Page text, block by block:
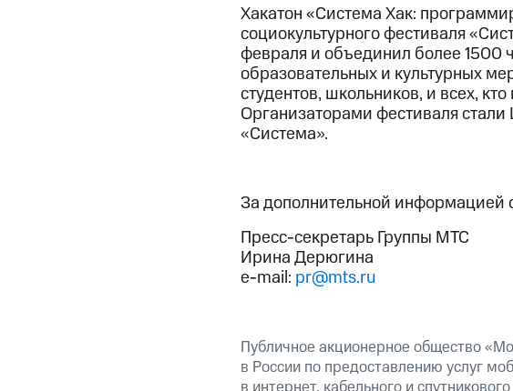
Хакатон «Система Хак:
социокультурного фестиваля
февраля и объединил более 1500
образовательных и культурных
студентов, школьников, и всех,
Организаторами фестиваля
«Система».
За дополнительной информацией
Пресс-секретарь Группы МТС
Ирина Дерюгина
e-mail: pr@mts.ru
Публичное акционерное общество
в России по предоставлению услуг